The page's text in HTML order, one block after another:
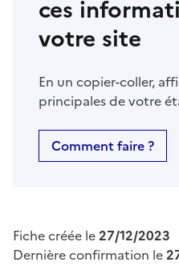
ces
votre site
En un copier-coller,
principales de votre
Comment faire ?
Fiche créée le27/12/2023
Dernière confirmation le